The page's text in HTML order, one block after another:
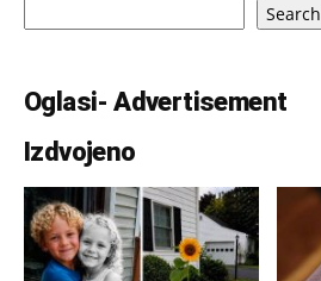
Search
Oglasi- Advertisement
Izdvojeno